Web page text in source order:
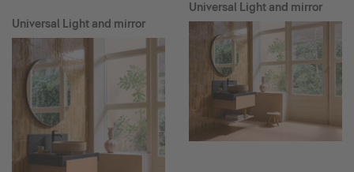
Universal Light and mirror
Universal Light and mirror